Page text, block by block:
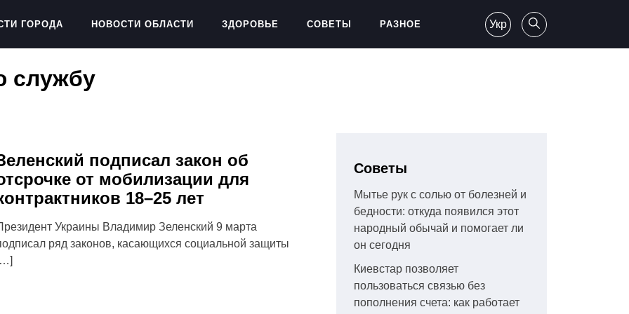
ГОРОДА НОВОСТИ ОБЛАСТИ ЗДОРОВЬЕ СОВЕТЫ РАЗНОЕ Укр
службу
подписал закон об
от мобилизации для
18–25 лет
Украины Владимир Зеленский 9 марта
ряд законов, касающихся социальной защиты
Советы
Мытье рук с солью от болезней и
бедности: откуда появился этот
народный обычай и помогает ли
он сегодня
Киевстар позволяет
пользоваться связью без
пополнения счета: как работает